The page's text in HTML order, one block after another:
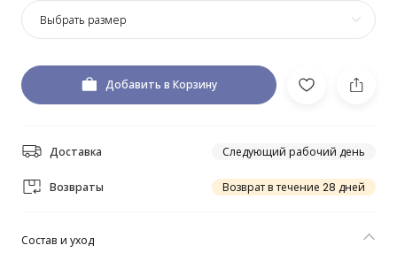
Выбрать размер
Добавить в Корзину
Доставка Следующий рабочий день
Возвраты Возврат в течение 28 дней
Состав и уход